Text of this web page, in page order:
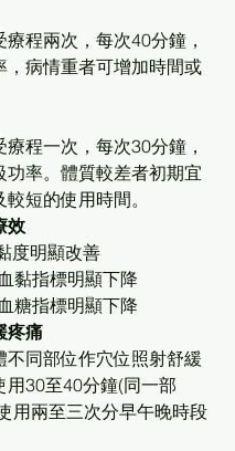
程兩次，每次40分鐘，
，病情重者可增加時間或
程一次，每次30分鐘，
功率。體質較差者初期宜
短的使用時間。
效
度明顯改善
黏指標明顯下降
糖指標明顯下降
疼痛
不同部位作穴位照射舒緩
用30至40分鐘(同一部
用兩至三次分早午晚時段